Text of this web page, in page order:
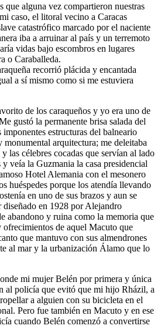
que alguna vez compartieron nuestras
caso, el litoral vecino a Caracas
catastrófico marcado por el naciente
iba a arruinar al país y un terremoto
vidas bajo escombros en lugares
o Caraballeda.
recorrió plácida y encantada
a sí mismo como si me estuviera
de los caraqueños y yo era uno de
gustó la permanente brisa salada del
estructuras del balneario
monumental arquitectura; me deleitaba
las célebres cocadas que servían al lado
veía la Guzmania la casa presidencial
Hotel Alemania con el mesonero
huéspedes porque los atendía llevando
en uno de sus brazos y aun se
en 1928 por Alejandro
abandono y ruina como la memoria que
ofrecimientos de aquel Macuto que
que mantuvo con sus almendrones
al mar y la urbanización Álamo que lo
mi mujer Belén por primera y única
al policía que evitó que mi hijo Rházil, a
a alguien con su bicicleta en el
Pero fue también en Macuto y en ese
cuando Belén comenzó a convertirse